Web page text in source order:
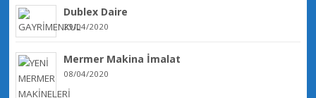
Dublex Daire
29/04/2020
Mermer Makina İmalat
08/04/2020